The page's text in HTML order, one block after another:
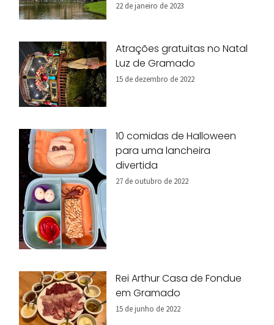
22 de janeiro de 2023
Atrações gratuitas no Natal
Luz de Gramado
15 de dezembro de 2022
10 comidas de Halloween
para uma lancheira
divertida
27 de outubro de 2022
Rei Arthur Casa de Fondue
em Gramado
15 de junho de 2022